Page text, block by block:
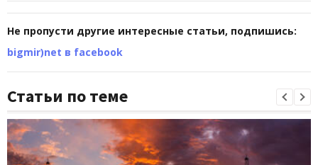
Не пропусти другие интересные статьи, подпишись:
bigmir)net в facebook
Статьи по теме